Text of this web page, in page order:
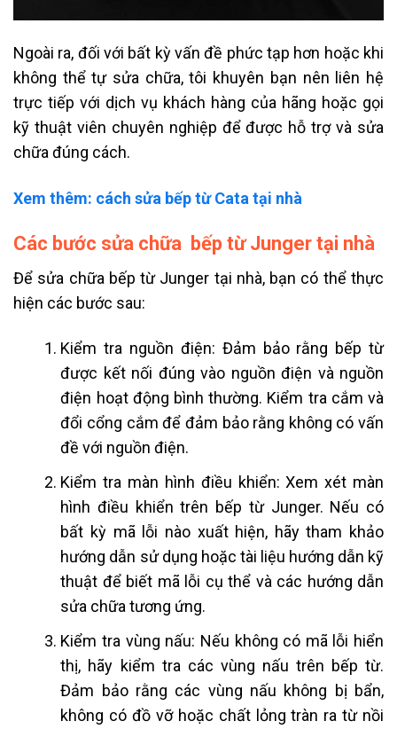
Ngoài ra, đối với bất kỳ vấn đề phức tạp hơn hoặc khi
không thể tự sửa chữa, tôi khuyên bạn nên liên hệ
trực tiếp với dịch vụ khách hàng của hãng hoặc gọi
kỹ thuật viên chuyên nghiệp để được hỗ trợ và sửa
chữa đúng cách.
Xem thêm: cách sửa bếp từ Cata tại nhà
Các bước sửa chữa bếp từ Junger tại nhà
Để sửa chữa bếp từ Junger tại nhà, bạn có thể thực
hiện các bước sau:
Kiểm tra nguồn điện: Đảm bảo rằng bếp từ
được kết nối đúng vào nguồn điện và nguồn
điện hoạt động bình thường. Kiểm tra cắm và
đổi cổng cắm để đảm bảo rằng không có vấn
đề với nguồn điện.
Kiểm tra màn hình điều khiển: Xem xét màn
hình điều khiển trên bếp từ Junger. Nếu có
bất kỳ mã lỗi nào xuất hiện, hãy tham khảo
hướng dẫn sử dụng hoặc tài liệu hướng dẫn kỹ
thuật để biết mã lỗi cụ thể và các hướng dẫn
sửa chữa tương ứng.
Kiểm tra vùng nấu: Nếu không có mã lỗi hiển
thị, hãy kiểm tra các vùng nấu trên bếp từ.
Đảm bảo rằng các vùng nấu không bị bẩn,
không có đồ vỡ hoặc chất lỏng tràn ra từ nồi